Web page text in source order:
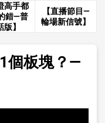
高手都
錯—普
版】
【直播節目—
輪場新信號】
個板塊？—